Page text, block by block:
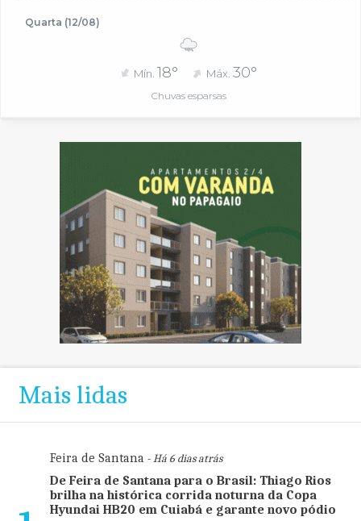
Quarta (12/08)
Mín. 18° Máx.30°
Chuvas esparsas
Mais lidas
Feira de Santana- Há 6 dias atrás
De Feira de Santana para o Brasil: Thiago Rios
brilha na histórica corrida noturna da Copa
Hyundai HB20 em Cuiabá e garante novo pódio